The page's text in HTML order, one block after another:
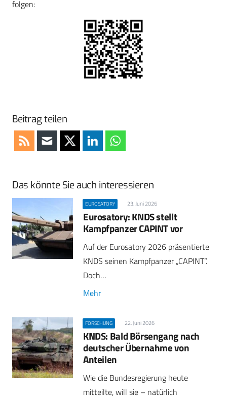
folgen:
Beitrag teilen
Das könnte Sie auch interessieren
EUROSATORY 23. Juni 2026
Eurosatory: KNDS stellt
Kampfpanzer CAPINT vor
Auf der Eurosatory 2026 präsentierte
KNDS seinen Kampfpanzer „CAPINT“.
Doch…
Mehr
FORSCHUNG 22. Juni 2026
KNDS: Bald Börsengang nach
deutscher Übernahme von
Anteilen
Wie die Bundesregierung heute
mitteilte, will sie – natürlich